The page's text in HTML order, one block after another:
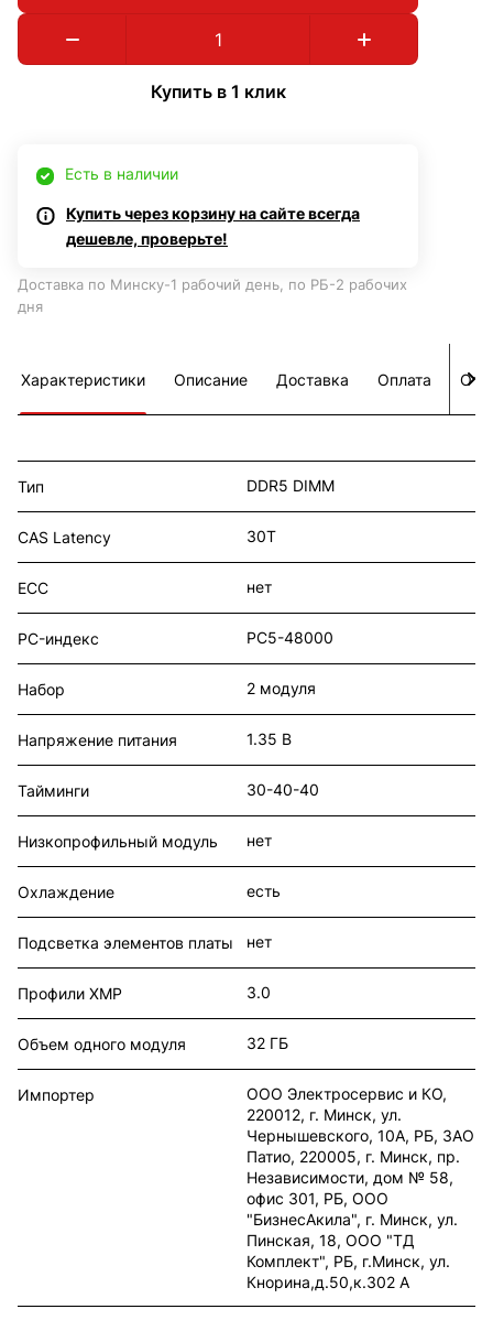
Купить в 1 клик
Есть в наличии
Купить через корзину на сайте всегда
дешевле, проверьте!
Доставка по Минску-1 рабочий день, по РБ-2 рабочих
дня
Характеристики Описание Доставка Оплата
Тип DDR5 DIMM
CAS Latency 30T
ECC нет
PC-индекс PC5-48000
Набор 2 модуля
Напряжение питания 1.35 В
Тайминги 30-40-40
Низкопрофильный модуль нет
Охлаждение есть
Подсветка элементов платы нет
Профили XMP 3.0
Объем одного модуля 32 ГБ
Импортер
ООО Электросервис и КО,
220012, г. Минск, ул.
Чернышевского, 10А, РБ, ЗАО
Патио, 220005, г. Минск, пр.
Независимости, дом № 58,
офис 301, РБ, ООО
"БизнесАкила", г. Минск, ул.
Пинская, 18, ООО "ТД
Комплект", РБ, г.Минск, ул.
Кнорина,д.50,к.302 А